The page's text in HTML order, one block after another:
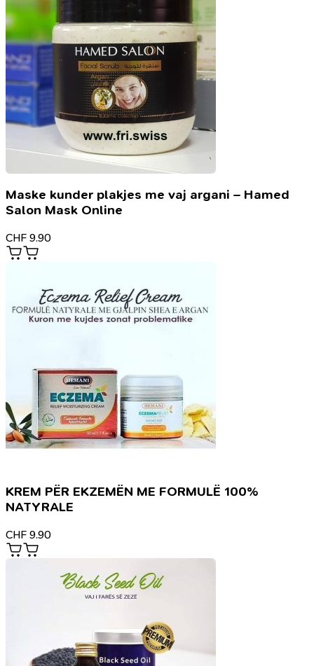
Maske kunder plakjes me vaj argani – Hamed
Salon Mask Online
CHF 9.90
KREM PËR EKZEMËN ME FORMULË 100%
NATYRALE
CHF 9.90